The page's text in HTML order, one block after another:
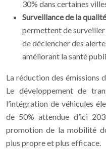
30% dans certaines
Surveillance de la qualité
permettent de surveiller
de déclencher des
améliorant la santé
La réduction des émissions
Le développement de
l’intégration de véhicules
de 50% attendue d’ici
promotion de la mobilité
plus propre et plus efficace.